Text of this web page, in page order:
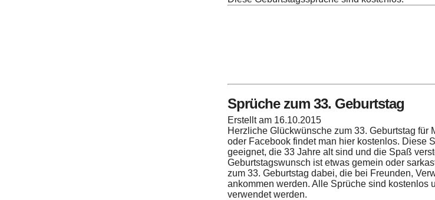
Sprüche zum 33. Geburtstag
Erstellt am 16.10.2015
Herzliche Glückwünsche zum 33. Geburtstag für
oder Facebook findet man hier kostenlos. Diese
geeignet, die 33 Jahre alt sind und die Spaß
Geburtstagswunsch ist etwas gemein oder
zum 33. Geburtstag dabei, die bei Freunden,
ankommen werden. Alle Sprüche sind kostenlos
verwendet werden.